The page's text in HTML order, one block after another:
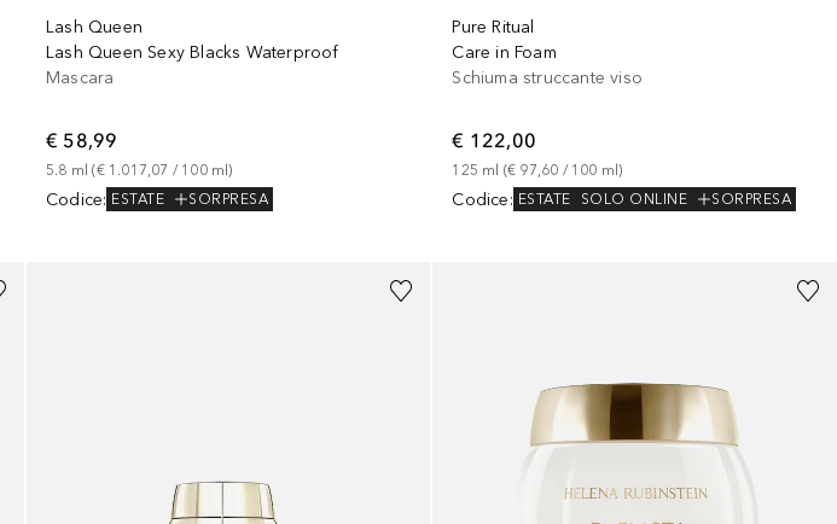
Lash Queen
Lash Queen Sexy Blacks Waterproof
Mascara
€ 58,99
5.8 ml (€ 1.017,07 / 100 ml)
Codice: ESTATE SORPRESA
Pure Ritual
Care in Foam
Schiuma struccante viso
€ 122,00
125 ml (€ 97,60 / 100 ml)
Codice: ESTATE SOLO ONLINE SORPRESA